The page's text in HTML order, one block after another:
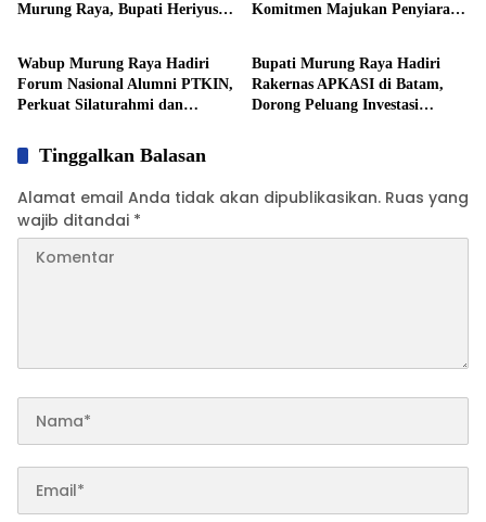
Murung Raya, Bupati Heriyus
Komitmen Majukan Penyiaran
Pemkab Mura
Wabup Murung Raya Hadiri
Forum Nasional Alumni PTKIN,
Perkuat Silaturahmi dan
Pemkab Mura
Bupati Murung Raya Hadiri
Rakernas APKASI di Batam,
Dorong Peluang Investasi
Tinggalkan Balasan
Alamat email Anda tidak akan dipublikasikan. Ruas yang
wajib ditandai *